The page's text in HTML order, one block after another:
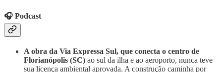
🎧 Podcast
A obra da Via Expressa Sul, que conecta o centro de
Florianópolis (SC) ao sul da ilha e ao aeroporto, nunca teve
sua licença ambiental aprovada. A construção caminha por